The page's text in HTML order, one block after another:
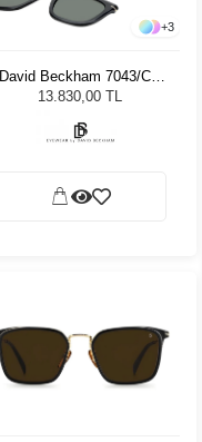
+3
David Beckham 7043/CS
807UC Unisex Güneş
13.830,00 TL